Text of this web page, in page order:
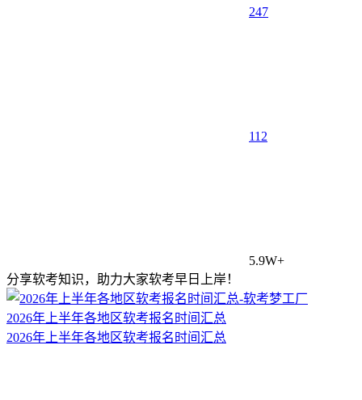
247
112
5.9W+
分享软考知识，助力大家软考早日上岸！
2026年上半年各地区软考报名时间汇总
2026年上半年各地区软考报名时间汇总